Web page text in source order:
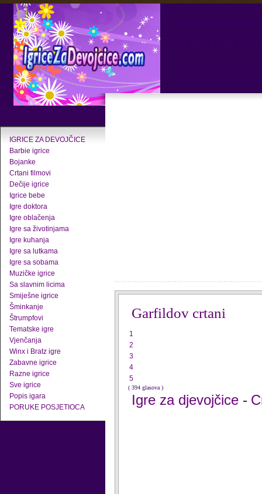
IGRICE ZA DEVOJČICE
Barbie igrice
Bojanke
Crtani filmovi
Dečije igrice
Igrice bebe
Igre doktora
Igre oblačenja
Igre sa životinjama
Igre kuhanja
Igre sa lutkama
Igre sa sobama
Muzičke igrice
Sa slavnim licima
Smiješne igrice
Šminkanje
Štrumpfovi
Tematske igre
Vjenčanja
Winx i Bratz igre
Zabavne igrice
Razne igrice
Sve igrice
Popis igara
PORUKE POSJETIOCA
Garfildov crtani
1
2
3
4
5
( 394 glasova )
Igre za djevojčice -